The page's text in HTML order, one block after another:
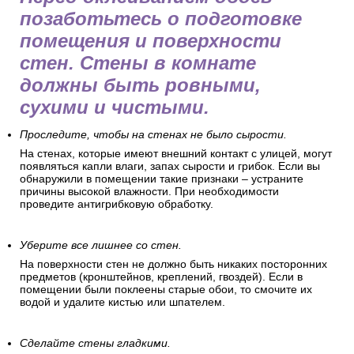
позаботьтесь о подготовке
помещения и поверхности
стен. Стены в комнате
должны быть ровными,
сухими и чистыми.
Проследите, чтобы на стенах не было сырости.
На стенах, которые имеют внешний контакт с улицей, могут
появляться капли влаги, запах сырости и грибок. Если вы
обнаружили в помещении такие признаки – устраните
причины высокой влажности. При необходимости
проведите антигрибковую обработку.
Уберите все лишнее со стен.
На поверхности стен не должно быть никаких посторонних
предметов (кронштейнов, креплений, гвоздей). Если в
помещении были поклеены старые обои, то смочите их
водой и удалите кистью или шпателем.
Сделайте стены гладкими.